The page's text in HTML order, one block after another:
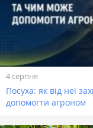
4 серпня
Посуха: як від неї
допомогти агроном